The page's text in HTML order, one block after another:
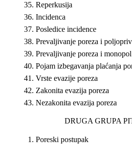
Reperkusija
Incidenca
Posledice incidence
Prevalјivanje poreza i
Prevalјivanje poreza i monopol
Pojam izbegavanja plaćanja
Vrste evazije poreza
Zakonita evazija poreza
Nezakonita evazija poreza
DRUGA GRUPA
Poreski postupak